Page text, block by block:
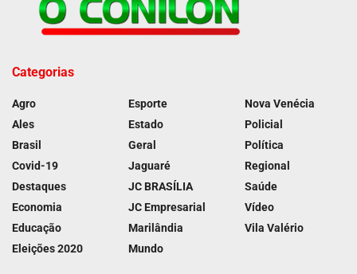
Categorias
Agro
Ales
Brasil
Covid-19
Destaques
Economia
Educação
Eleições 2020
Esporte
Estado
Geral
Jaguaré
JC BRASÍLIA
JC Empresarial
Marilândia
Mundo
Nova Venécia
Policial
Política
Regional
Saúde
Vídeo
Vila Valério